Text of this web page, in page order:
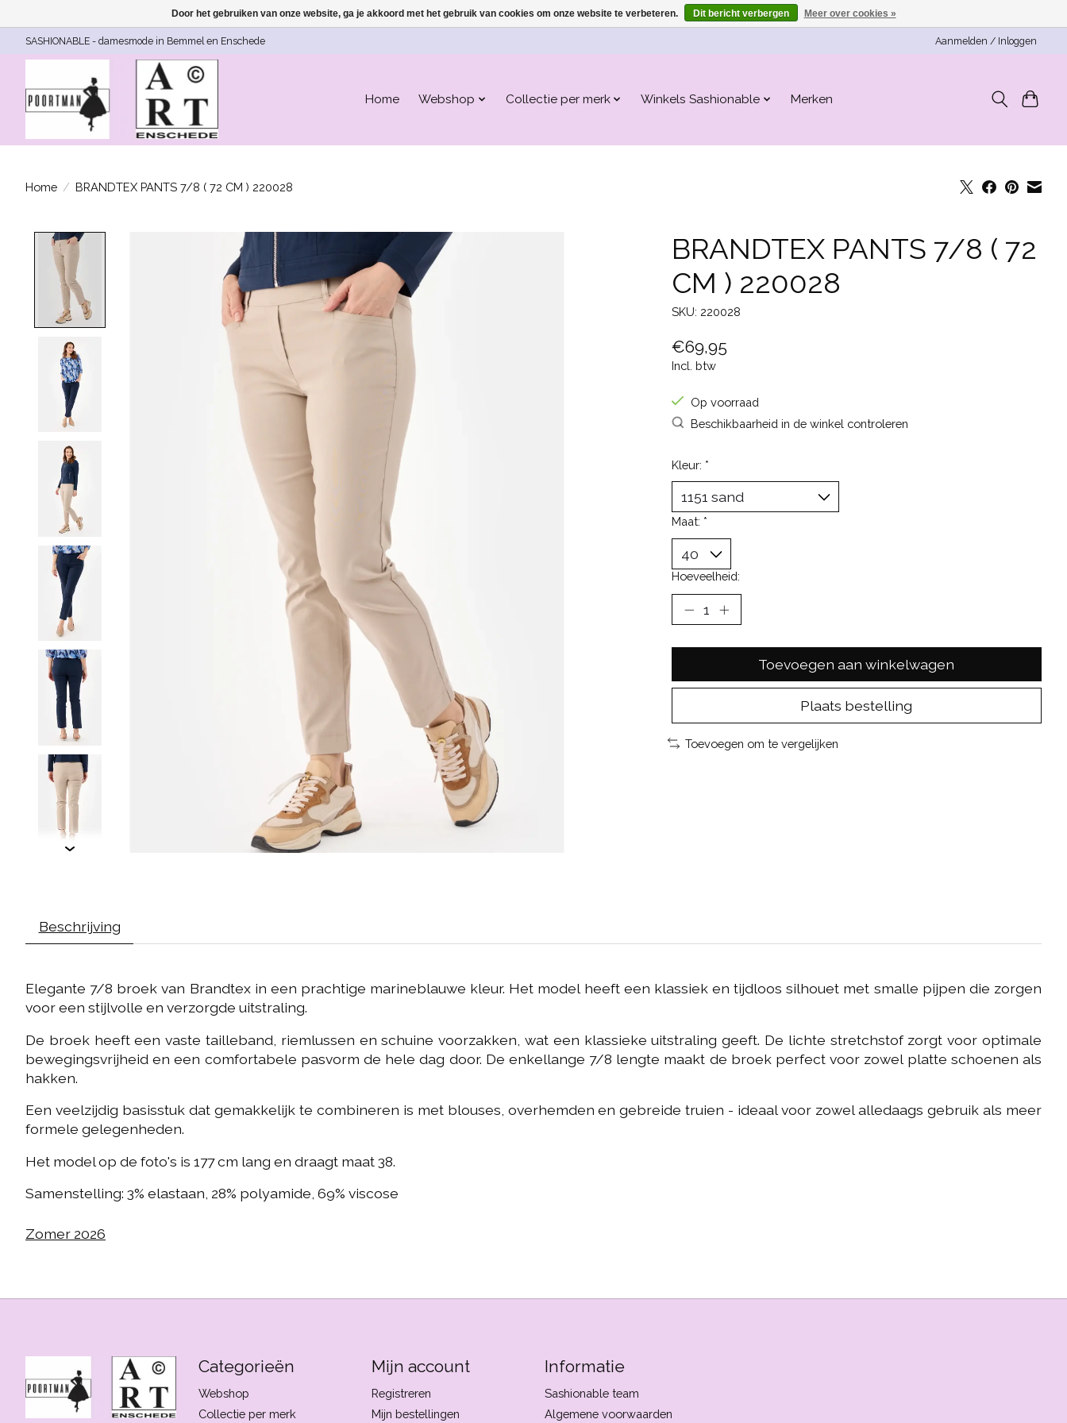
SASHIONABLE - damesmode in Bemmel en Enschede Aanmelden / Inloggen
Home Webshop Collectie per merk Winkels Sashionable Merken
Home / BRANDTEX PANTS 7/8 ( 72 CM ) 220028
Product image slideshow Items
BRANDTEX PANTS 7/8 ( 72
CM ) 220028
SKU: 220028
€69,95
Incl. btw
Op voorraad
Beschikbaarheid in de winkel controleren
Kleur: *
Maat: *
Hoeveelheid:
Toevoegen aan winkelwagen
Plaats bestelling
Toevoegen om te vergelijken
Beschrijving
Elegante 7/8 broek van Brandtex in een prachtige marineblauwe kleur. Het model heeft een klassiek en tijdloos silhouet met smalle pijpen die zorgen
voor een stijlvolle en verzorgde uitstraling.
De broek heeft een vaste tailleband, riemlussen en schuine voorzakken, wat een klassieke uitstraling geeft. De lichte stretchstof zorgt voor optimale
bewegingsvrijheid en een comfortabele pasvorm de hele dag door. De enkellange 7/8 lengte maakt de broek perfect voor zowel platte schoenen als
hakken.
Een veelzijdig basisstuk dat gemakkelijk te combineren is met blouses, overhemden en gebreide truien - ideaal voor zowel alledaags gebruik als meer
formele gelegenheden.
Het model op de foto's is 177 cm lang en draagt ​​maat 38.
Samenstelling: 3% elastaan, 28% polyamide, 69% viscose
Zomer 2026
Categorieën
Webshop
Collectie per merk
Mijn account
Registreren
Mijn bestellingen
Informatie
Sashionable team
Algemene voorwaarden
Door het gebruiken van onze website, ga je akkoord met het gebruik van cookies om onze website te verbeteren. Dit bericht verbergen Meer over cookies »